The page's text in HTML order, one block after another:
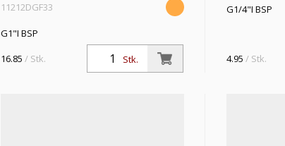
11212DGF33
G1"I BSP
Stk.
16.85 / Stk.
G1/4"I BSP
4.95 / Stk.